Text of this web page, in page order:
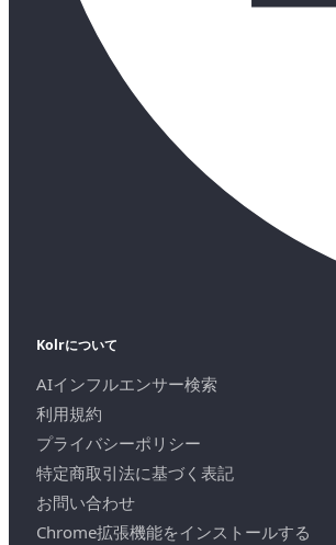
Kolrについて
AIインフルエンサー検索
利用規約
プライバシーポリシー
特定商取引法に基づく表記
お問い合わせ
Chrome拡張機能をインストールする